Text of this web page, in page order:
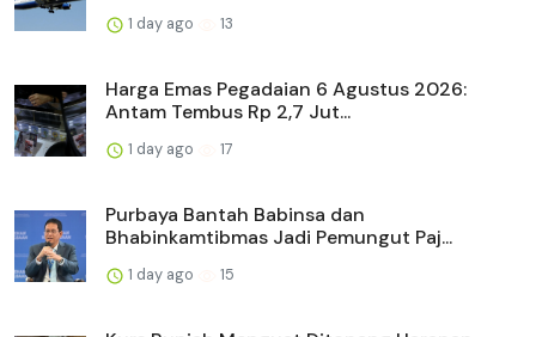
1 day ago 13
Harga Emas Pegadaian 6 Agustus 2026:
Antam Tembus Rp 2,7 Jut...
1 day ago 17
Purbaya Bantah Babinsa dan
Bhabinkamtibmas Jadi Pemungut Paj...
1 day ago 15